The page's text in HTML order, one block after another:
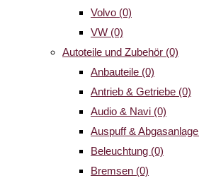
Volvo (0)
VW (0)
Autoteile und Zubehör (0)
Anbauteile (0)
Antrieb & Getriebe (0)
Audio & Navi (0)
Auspuff & Abgasanlage
Beleuchtung (0)
Bremsen (0)